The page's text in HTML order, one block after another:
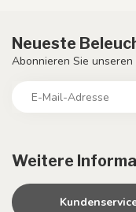
Weitere
Neueste
Abonnieren Sie